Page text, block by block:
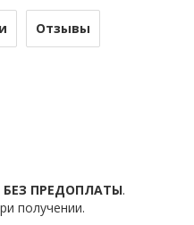
Отзывы
БЕЗ ПРЕДОПЛАТЫ.
получении.